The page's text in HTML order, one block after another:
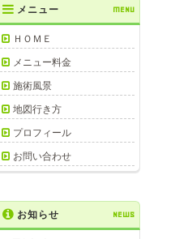
メニュー MENU
ＨＯＭＥ
メニュー料金
施術風景
地図行き方
プロフィール
お問い合わせ
お知らせ NEWS